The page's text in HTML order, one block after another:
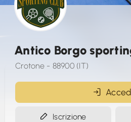
Antico Borgo
Crotone - 88900 (IT)
Iscrizione